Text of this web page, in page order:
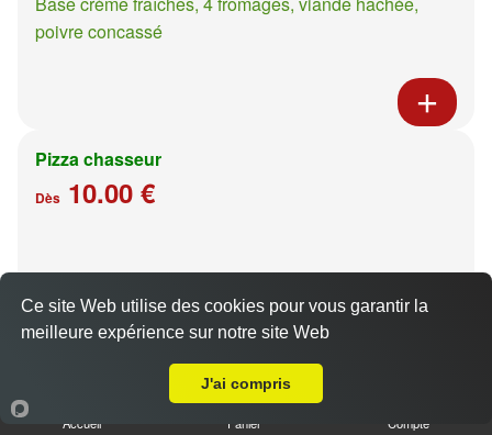
poivre concassé
Pizza chasseur
Dès 10.00 €
pommes de terre
Accueil Panier Compte
Ce site Web utilise des cookies pour vous garantir la
meilleure expérience sur notre site Web
J'ai compris